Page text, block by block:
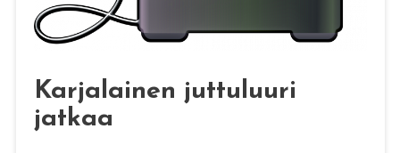
Karjalainen juttuluuri
jatkaa